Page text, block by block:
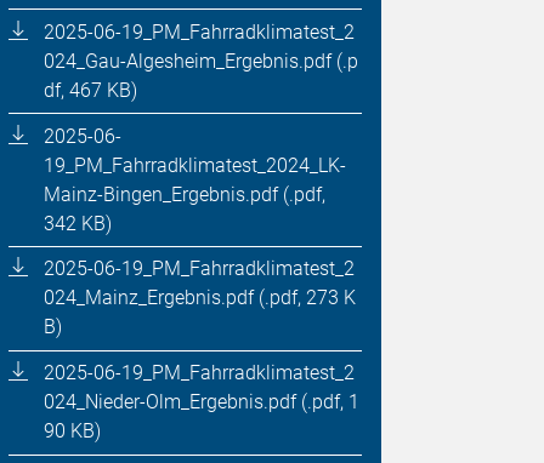
2025-06-19_PM_Fahrradklimatest_2
024_Gau-Algesheim_Ergebnis.pdf (.p
df, 467 KB)
2025-06-
19_PM_Fahrradklimatest_2024_LK-
Mainz-Bingen_Ergebnis.pdf (.pdf,
342 KB)
2025-06-19_PM_Fahrradklimatest_2
024_Mainz_Ergebnis.pdf (.pdf, 273 K
B)
2025-06-19_PM_Fahrradklimatest_2
024_Nieder-Olm_Ergebnis.pdf (.pdf, 1
90 KB)